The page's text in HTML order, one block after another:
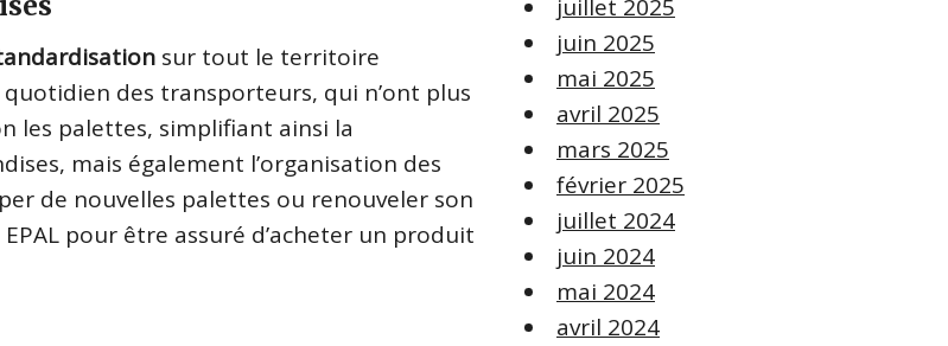
sur tout le territoire
des transporteurs, qui n’ont plus
les palettes, simplifiant ainsi la
mais également l’organisation des
de nouvelles palettes ou renouveler son
pour être assuré d’acheter un produit
juillet 2025
juin 2025
mai 2025
avril 2025
mars 2025
février 2025
juillet 2024
juin 2024
mai 2024
avril 2024